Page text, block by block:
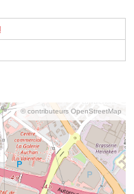
© contributeurs OpenStreetMap